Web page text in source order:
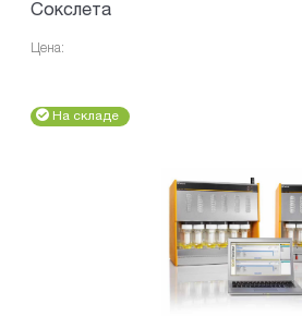
Сокслета
Цена:
На складе